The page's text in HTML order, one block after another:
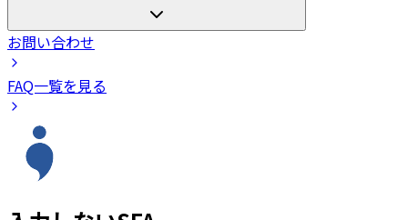
お問い合わせ
FAQ一覧を見る